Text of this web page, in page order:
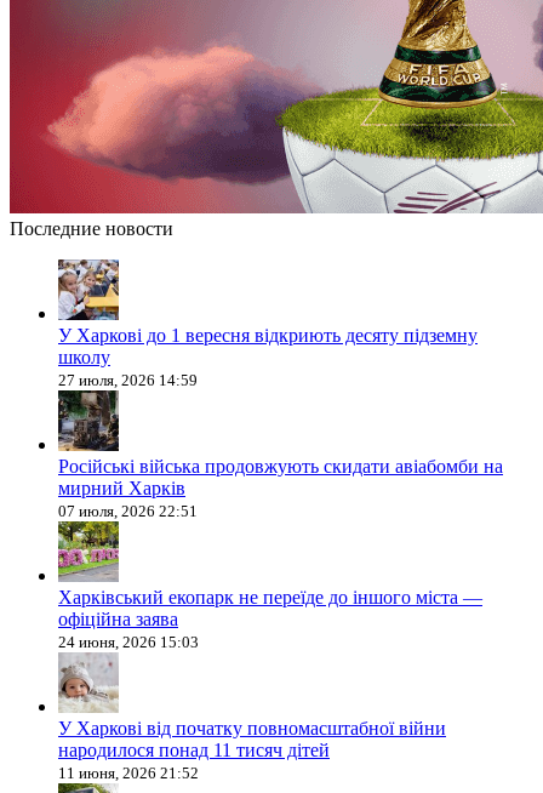
Последние новости
У Харкові до 1 вересня відкриють десяту підземну
школу
27 июля, 2026 14:59
Російські війська продовжують скидати авіабомби на
мирний Харків
07 июля, 2026 22:51
Харківський екопарк не переїде до іншого міста —
офіційна заява
24 июня, 2026 15:03
У Харкові від початку повномасштабної війни
народилося понад 11 тисяч дітей
11 июня, 2026 21:52